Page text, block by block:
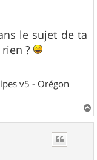
le sujet de ta
?
v5 - Orégon
a